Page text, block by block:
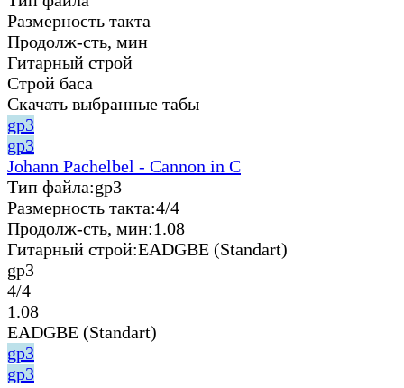
Размерность такта
Продолж-сть, мин
Гитарный строй
Строй баса
Скачать выбранные табы
gp3
gp3
Johann Pachelbel - Cannon in C
Тип файла:gp3
Размерность такта:4/4
Продолж-сть, мин:1.08
Гитарный строй:EADGBE (Standart)
gp3
4/4
1.08
EADGBE (Standart)
gp3
gp3